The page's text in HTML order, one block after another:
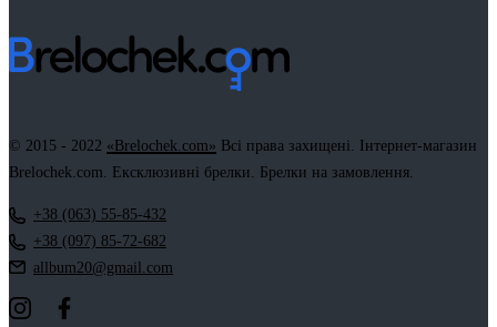
© 2015 - 2022 «Brelochek.com» Всі права захищені. Інтернет-магазин
Brelochek.com. Ексклюзивні брелки. Брелки на замовлення.
+38 (063) 55-85-432
+38 (097) 85-72-682
allbum20@gmail.com